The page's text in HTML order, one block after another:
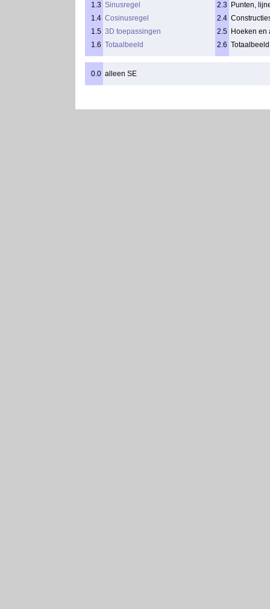
1.3 Sinusregel 2.3
Punten,
1.4 Cosinusregel 2.4
1.5 3D toepassingen 2.5
Hoeken en
1.6 Totaalbeeld 2.6 Totaalbeeld
0.0 alleen SE